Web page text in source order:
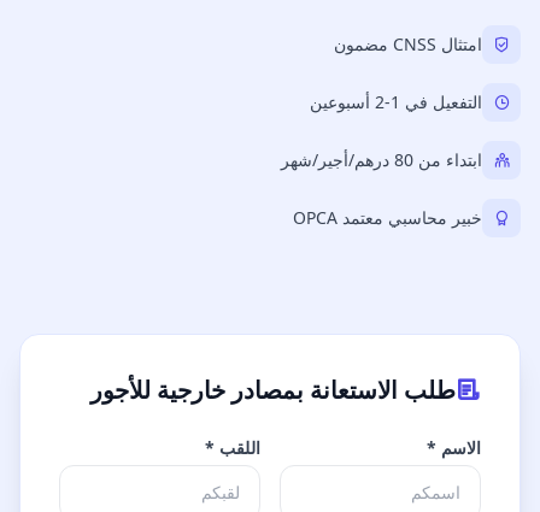
امتثال CNSS مضمون
التفعيل في 1-2 أسبوعين
ابتداء من 80 درهم/أجير/شهر
خبير محاسبي معتمد OPCA
طلب الاستعانة بمصادر خارجية للأجور
الاسم * اللقب *